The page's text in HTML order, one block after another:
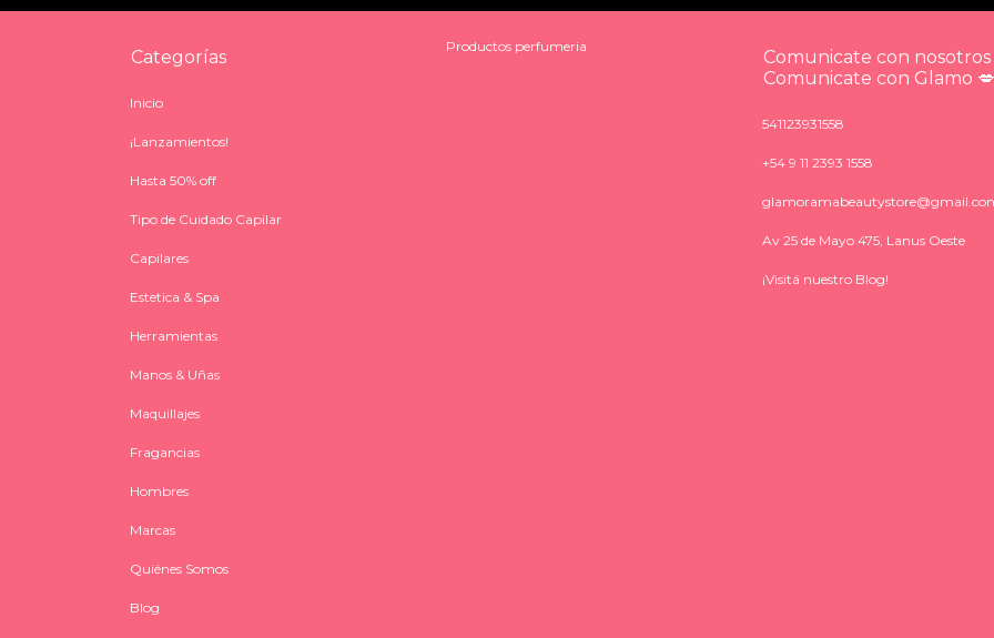
Categorías
Inicio
¡Lanzamientos!
Hasta 50% off
Tipo de Cuidado Capilar
Capilares
Estetica & Spa
Herramientas
Manos & Uñas
Maquillajes
Fragancias
Hombres
Marcas
Quiénes Somos
Blog
Productos perfumeria
Comunicate con nosotros
Comunicate con Glamo 💋
541123931558
+54 9 11 2393 1558
Av 25 de Mayo 475, Lanus Oeste
¡Visitá nuestro Blog!